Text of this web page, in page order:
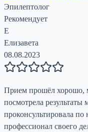
Эпилептолог
Рекомендует
Е
Елизавета
08.08.2023
Прием прошёл хорошо,
посмотрела результаты
проконсультировала
профессионал своего